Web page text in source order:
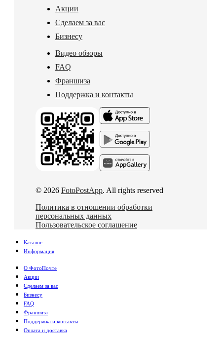
Акции
Сделаем за вас
Бизнесу
Видео обзоры
FAQ
Франшиза
Поддержка и контакты
© 2026 FotoPostApp. All rights reserved
Политика в отношении обработки
персональных данных
Пользовательское соглашение
Каталог
Информация
О ФотоПочте
Акции
Сделаем за вас
Бизнесу
FAQ
Франшиза
Поддержка и контакты
Оплата и доставка